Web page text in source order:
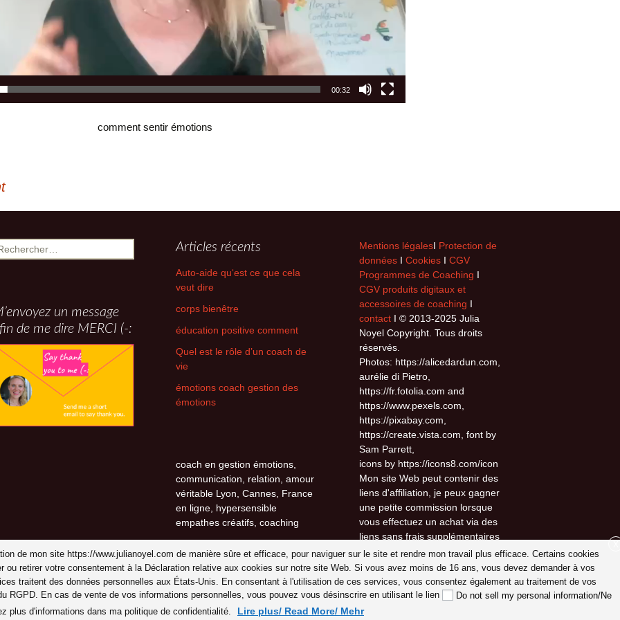
ame
00:32
comment sentir émotions
: Articles récents
Auto-aide qu‘est ce que cela
veut dire
corps bienêtre
éducation positive comment
Quel est le rôle d’un coach de
vie
émotions coach gestion des
émotions
Mentions légalesI Protection de
données I Cookies I CGV
Programmes de Coaching I
CGV produits digitaux et
accessoires de coaching I
contact I © 2013-2025 Julia
Noyel Copyright. Tous droits
réservés.
Photos: https://alicedardun.com,
aurélie di Pietro,
https://fr.fotolia.com and
https://www.pexels.com,
https://pixabay.com,
https://create.vista.com, font by
Sam Parrett,
icons by https://icons8.com/icon
Mon site Web peut contenir des
liens d'affiliation, je peux gagner
une petite commission lorsque
vous effectuez un achat via des
liens sans frais supplémentaires
pour vous.
un message
de me dire MERCI (-:
coach en gestion émotions,
communication, relation, amour
véritable Lyon, Cannes, France
en ligne, hypersensible
empathes créatifs, coaching
de mon site https://www.julianoyel.com de manière sûre et efficace, pour naviguer sur le site et rendre mon travail plus efficace. Certains cookies
retirer votre consentement à la Déclaration relative aux cookies sur notre site Web. Si vous avez moins de 16 ans, vous devez demander à vos
traitent des données personnelles aux États-Unis. En consentant à l'utilisation de ces services, vous consentez également au traitement de vos
RGPD. En cas de vente de vos informations personnelles, vous pouvez vous désinscrire en utilisant le lien
Do not sell my personal information/Ne
plus d'informations dans ma politique de confidentialité. Lire plus/ Read More/ Mehr